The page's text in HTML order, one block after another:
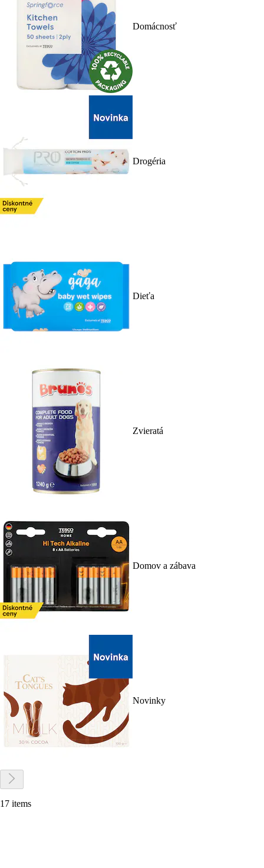
Domácnosť
Drogéria
Dieťa
Zvieratá
Domov a zábava
Novinky
17 items